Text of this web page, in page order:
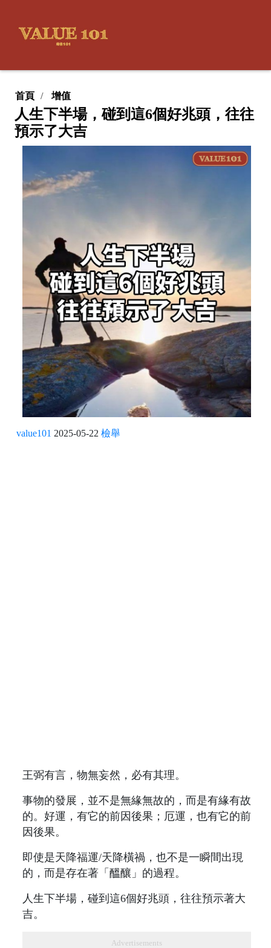
首頁 增值
人生下半場，碰到這6個好兆頭，往往
預示了大吉
value101 2025-05-22 檢舉
王弼有言，物無妄然，必有其理。
事物的發展，並不是無緣無故的，而是有緣有故
的。好運，有它的前因後果；厄運，也有它的前
因後果。
即使是天降福運/天降橫禍，也不是一瞬間出現
的，而是存在著「醞釀」的過程。
人生下半場，碰到這6個好兆頭，往往預示著大
吉。
Advertisements